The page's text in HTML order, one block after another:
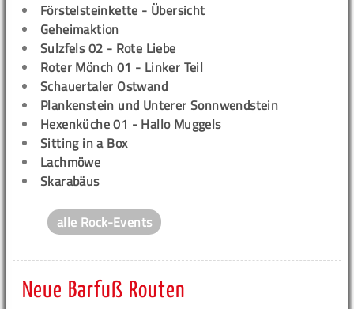
Förstelsteinkette - Übersicht
Geheimaktion
Sulzfels 02 - Rote Liebe
Roter Mönch 01 - Linker Teil
Schauertaler Ostwand
Plankenstein und Unterer Sonnwendstein
Hexenküche 01 - Hallo Muggels
Sitting in a Box
Lachmöwe
Skarabäus
alle Rock-Events
Neue Barfuß Routen